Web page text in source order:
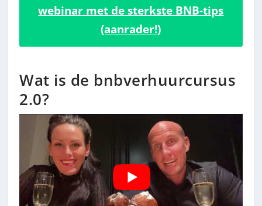
webinar met de sterkste BNB-tips
(aanrader!)
Wat is de bnbverhuurcursus
2.0?